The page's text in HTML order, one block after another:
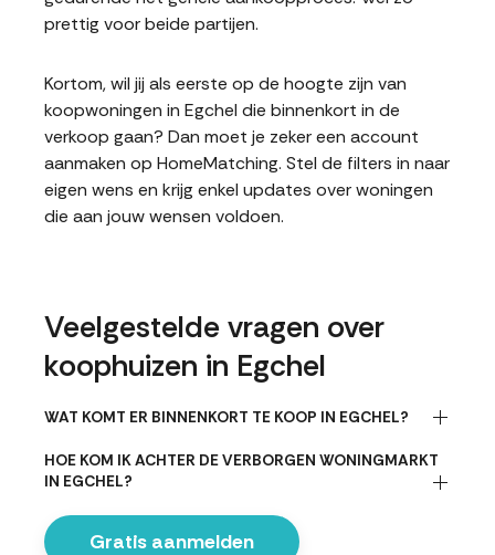
prettig voor beide partijen.
Kortom, wil jij als eerste op de hoogte zijn van
koopwoningen in Egchel die binnenkort in de
verkoop gaan? Dan moet je zeker een account
aanmaken op HomeMatching. Stel de filters in naar
eigen wens en krijg enkel updates over woningen
die aan jouw wensen voldoen.
Veelgestelde vragen over
koophuizen in Egchel
WAT KOMT ER BINNENKORT TE KOOP IN EGCHEL?
HOE KOM IK ACHTER DE VERBORGEN WONINGMARKT
IN EGCHEL?
Gratis aanmelden